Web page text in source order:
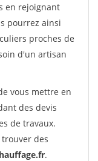
en rejoignant
pourrez ainsi
proches de
d'un artisan
vous mettre en
des devis
de travaux.
des
.